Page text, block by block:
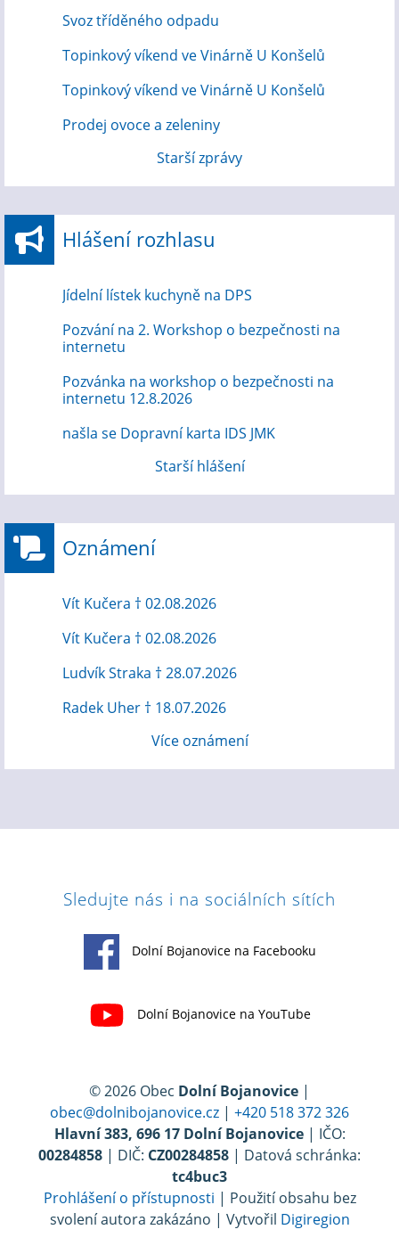
Svoz tříděného odpadu
Topinkový víkend ve Vinárně U Konšelů
Topinkový víkend ve Vinárně U Konšelů
Prodej ovoce a zeleniny
Starší zprávy
Hlášení rozhlasu
Jídelní lístek kuchyně na DPS
Pozvání na 2. Workshop o bezpečnosti na
internetu
Pozvánka na workshop o bezpečnosti na
internetu 12.8.2026
našla se Dopravní karta IDS JMK
Starší hlášení
Oznámení
Vít Kučera † 02.08.2026
Vít Kučera † 02.08.2026
Ludvík Straka † 28.07.2026
Radek Uher † 18.07.2026
Více oznámení
Sledujte nás i na sociálních sítích
Dolní Bojanovice na Facebooku
Dolní Bojanovice na YouTube
© 2026 Obec Dolní Bojanovice |
obec@dolnibojanovice.cz | +420 518 372 326
Hlavní 383, 696 17 Dolní Bojanovice| IČO:
00284858 | DIČ: CZ00284858 | Datová schránka:
tc4buc3
Prohlášení o přístupnosti | Použití obsahu bez
svolení autora zakázáno | Vytvořil Digiregion